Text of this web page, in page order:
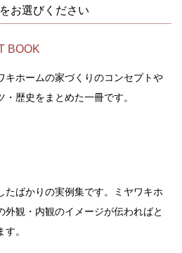
お選びください
BOOK
キホームの家づくりのコンセプトや
・歴史をまとめた一冊です。
たばかりの実例集です。ミヤワキホ
外観・内観のイメージが伝わればと
す。